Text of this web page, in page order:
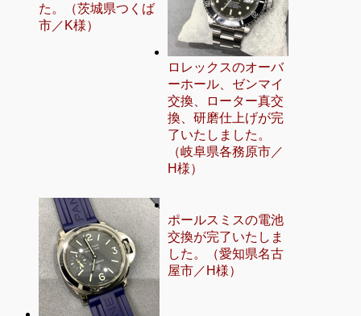
た。（茨城県つくば
市／K様）
ロレックスのオーバ
ーホール、ゼンマイ
交換、ローター真交
換、研磨仕上げが完
了いたしました。
（岐阜県各務原市／
H様）
ポールスミスの電池
交換が完了いたしま
した。（愛知県名古
屋市／H様）